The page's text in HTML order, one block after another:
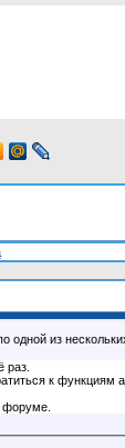
одной из
раз.
к функциям
форуме.